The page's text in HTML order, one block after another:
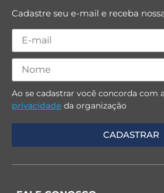
Cadastre seu e-mail e receba
Ao se cadastrar você concorda com a
privacidade da organização